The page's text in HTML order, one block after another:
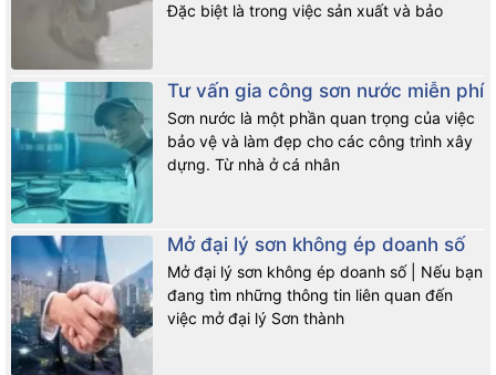
Đặc biệt là trong việc sản xuất và bảo
Tư vấn gia công sơn nước miễn phí
Sơn nước là một phần quan trọng của việc
bảo vệ và làm đẹp cho các công trình xây
dựng. Từ nhà ở cá nhân
Mở đại lý sơn không ép doanh số
Mở đại lý sơn không ép doanh số | Nếu bạn
đang tìm những thông tin liên quan đến
việc mở đại lý Sơn thành